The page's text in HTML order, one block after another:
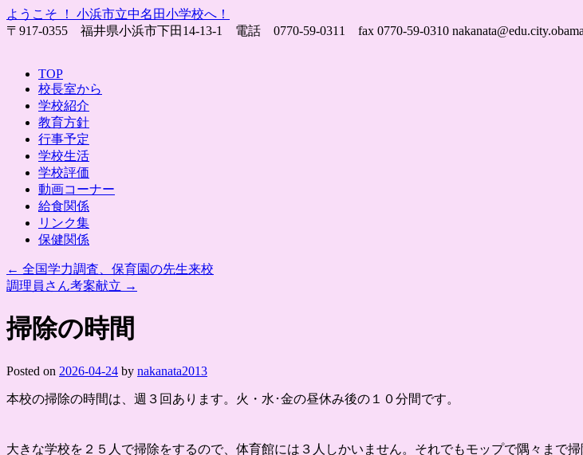
ようこそ ！ 小浜市立中名田小学校へ！
〒917-0355 福井県小浜市下田14-13-1 電話 0770-59-0311 fax 0770-59-0310
Skip
content
TOP
校長室から
学校紹介
教育方針
行事予定
学校生活
学校評価
動画コーナー
給食関係
リンク集
保健関係
← 全国学力調査、保育園の先生来校
調理員さん考案献立 →
掃除の時間
Posted on 2026-04-24 by nakanata2013
本校の掃除の時間は、週３回あります。火・水･金の昼休み後の１０分間です。
大きな学校を２５人で掃除をするので、体育館には３人しかいません。それでもモップで隅々まで掃